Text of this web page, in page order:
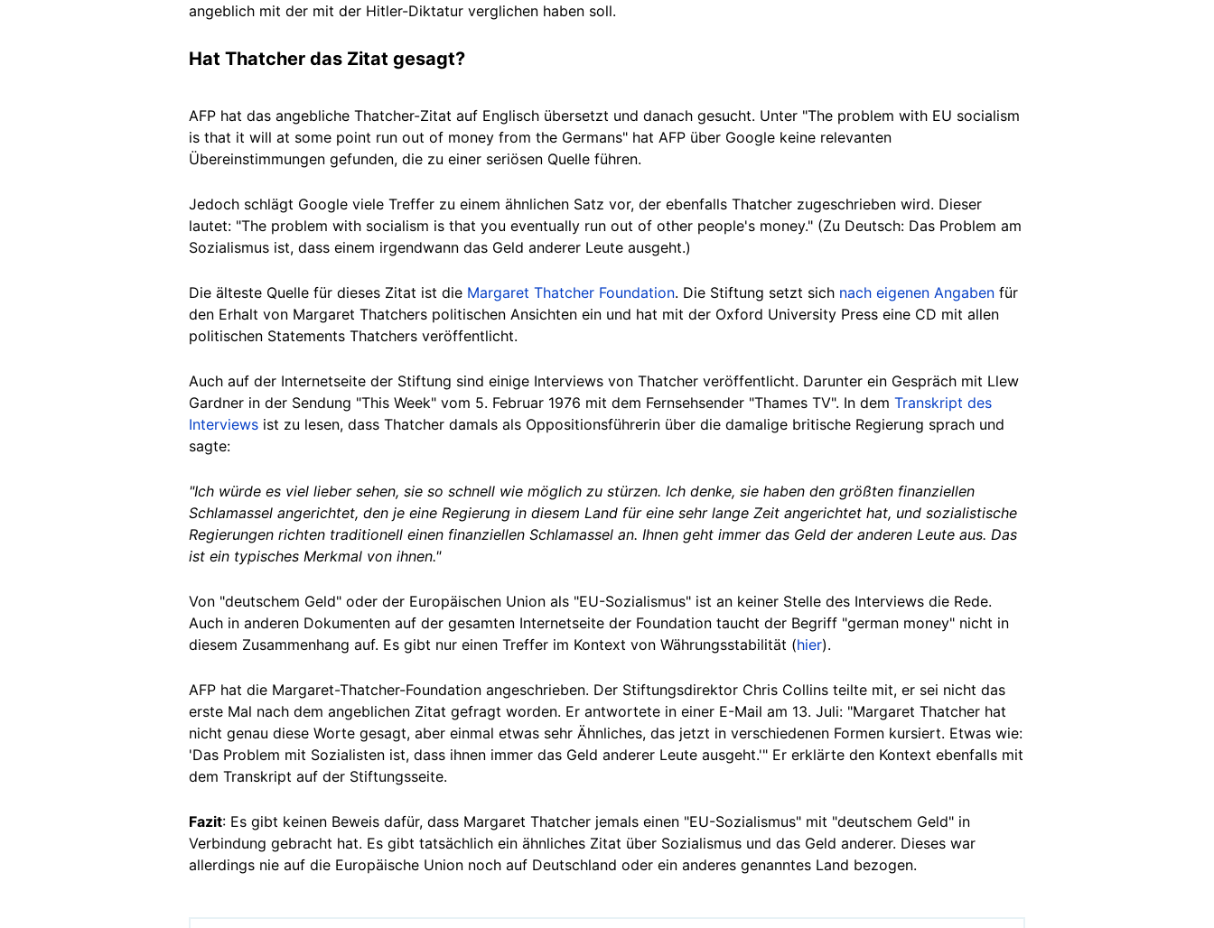
angeblich mit der mit der Hitler-Diktatur verglichen haben soll.
Hat Thatcher das Zitat gesagt?
AFP hat das angebliche Thatcher-Zitat auf Englisch übersetzt und danach gesucht. Unter "The problem with EU socialism
is that it will at some point run out of money from the Germans" hat AFP über Google keine relevanten
Übereinstimmungen gefunden, die zu einer seriösen Quelle führen.
Jedoch schlägt Google viele Treffer zu einem ähnlichen Satz vor, der ebenfalls Thatcher zugeschrieben wird. Dieser
lautet: "The problem with socialism is that you eventually run out of other people's money." (Zu Deutsch: Das Problem am
Sozialismus ist, dass einem irgendwann das Geld anderer Leute ausgeht.)
Die älteste Quelle für dieses Zitat ist die Margaret Thatcher Foundation. Die Stiftung setzt sich nach eigenen Angaben für
den Erhalt von Margaret Thatchers politischen Ansichten ein und hat mit der Oxford University Press eine CD mit allen
politischen Statements Thatchers veröffentlicht.
Auch auf der Internetseite der Stiftung sind einige Interviews von Thatcher veröffentlicht. Darunter ein Gespräch mit Llew
Gardner in der Sendung "This Week" vom 5. Februar 1976 mit dem Fernsehsender "Thames TV". In dem Transkript des
Interviews ist zu lesen, dass Thatcher damals als Oppositionsführerin über die damalige britische Regierung sprach und
sagte:
"Ich würde es viel lieber sehen, sie so schnell wie möglich zu stürzen. Ich denke, sie haben den größten finanziellen
Schlamassel angerichtet, den je eine Regierung in diesem Land für eine sehr lange Zeit angerichtet hat, und sozialistische
Regierungen richten traditionell einen finanziellen Schlamassel an. Ihnen geht immer das Geld der anderen Leute aus. Das
ist ein typisches Merkmal von ihnen."
Von "deutschem Geld" oder der Europäischen Union als "EU-Sozialismus" ist an keiner Stelle des Interviews die Rede.
Auch in anderen Dokumenten auf der gesamten Internetseite der Foundation taucht der Begriff "german money" nicht in
diesem Zusammenhang auf. Es gibt nur einen Treffer im Kontext von Währungsstabilität (hier).
AFP hat die Margaret-Thatcher-Foundation angeschrieben. Der Stiftungsdirektor Chris Collins teilte mit, er sei nicht das
erste Mal nach dem angeblichen Zitat gefragt worden. Er antwortete in einer E-Mail am 13. Juli: "Margaret Thatcher hat
nicht genau diese Worte gesagt, aber einmal etwas sehr Ähnliches, das jetzt in verschiedenen Formen kursiert. Etwas wie:
'Das Problem mit Sozialisten ist, dass ihnen immer das Geld anderer Leute ausgeht.'" Er erklärte den Kontext ebenfalls mit
dem Transkript auf der Stiftungsseite.
Fazit: Es gibt keinen Beweis dafür, dass Margaret Thatcher jemals einen "EU-Sozialismus" mit "deutschem Geld" in
Verbindung gebracht hat. Es gibt tatsächlich ein ähnliches Zitat über Sozialismus und das Geld anderer. Dieses war
allerdings nie auf die Europäische Union noch auf Deutschland oder ein anderes genanntes Land bezogen.